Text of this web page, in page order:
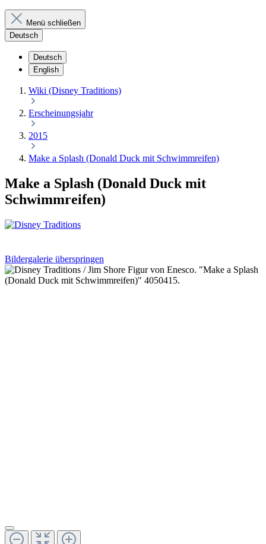
Menü schließen
Deutsch
Deutsch
English
Wiki (Disney Traditions)
Erscheinungsjahr
2015
Make a Splash (Donald Duck mit Schwimmreifen)
Make a Splash (Donald Duck mit
Schwimmreifen)
Bildergalerie überspringen